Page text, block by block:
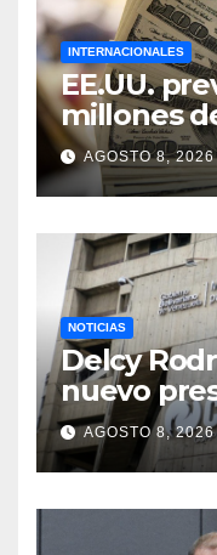
INTERNACIONALES
EE.UU.
millones
Colombia
de
AGOSTO 8,
NOTICIAS
Delcy
nuevo
Corpoelec
Eléctricos
AGOSTO 8,